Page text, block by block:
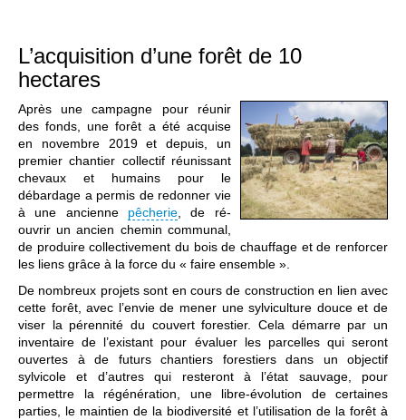
L’acquisition d’une forêt de 10
hectares
Après une campagne pour réunir
des fonds, une forêt a été acquise
en novembre 2019 et depuis, un
premier chantier collectif réunissant
chevaux et humains pour le
débardage a permis de redonner vie
à une ancienne pêcherie , de ré-
ouvrir un ancien chemin communal,
de produire collectivement du bois de chauffage et de renforcer
les liens grâce à la force du « faire ensemble ».
De nombreux projets sont en cours de construction en lien avec
cette forêt, avec l’envie de mener une sylviculture douce et de
viser la pérennité du couvert forestier. Cela démarre par un
inventaire de l’existant pour évaluer les parcelles qui seront
ouvertes à de futurs chantiers forestiers dans un objectif
sylvicole et d’autres qui resteront à l’état sauvage, pour
permettre la régénération, une libre-évolution de certaines
parties, le maintien de la biodiversité et l’utilisation de la forêt à